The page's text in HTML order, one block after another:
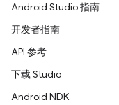
Android Studio 指南
开发者指南
API 参考
下载 Studio
Android NDK